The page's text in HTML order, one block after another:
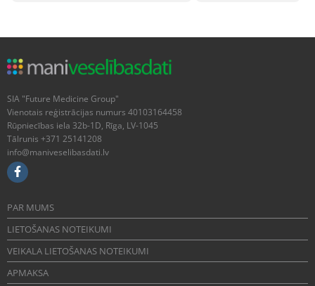
SIA "Future Medicine Group"
Vienotais reģistrācijas numurs 40103164458
Rūpniecības iela 32b-1D, Rīga, LV-1045
Tālrunis +371 25141208
info@maniveselibasdati.lv
PAR MUMS
LIETOŠANAS NOTEIKUMI
VEIKALA LIETOŠANAS NOTEIKUMI
APMAKSA